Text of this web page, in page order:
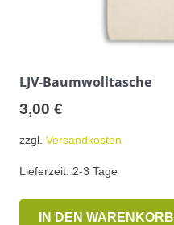
LJV-Baumwolltasche
3,00 €
zzgl. Versandkosten
Lieferzeit: 2-3 Tage
IN DEN WARENKORB